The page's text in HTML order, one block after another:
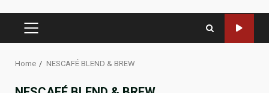
PRIMARY
Home NESCAFÉ BLEND & BREW